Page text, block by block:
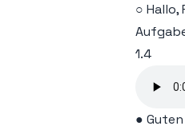
○ Hallo,
1.4
●